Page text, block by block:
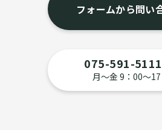
フォームから問い
075-591-5111
月〜金 9：00〜